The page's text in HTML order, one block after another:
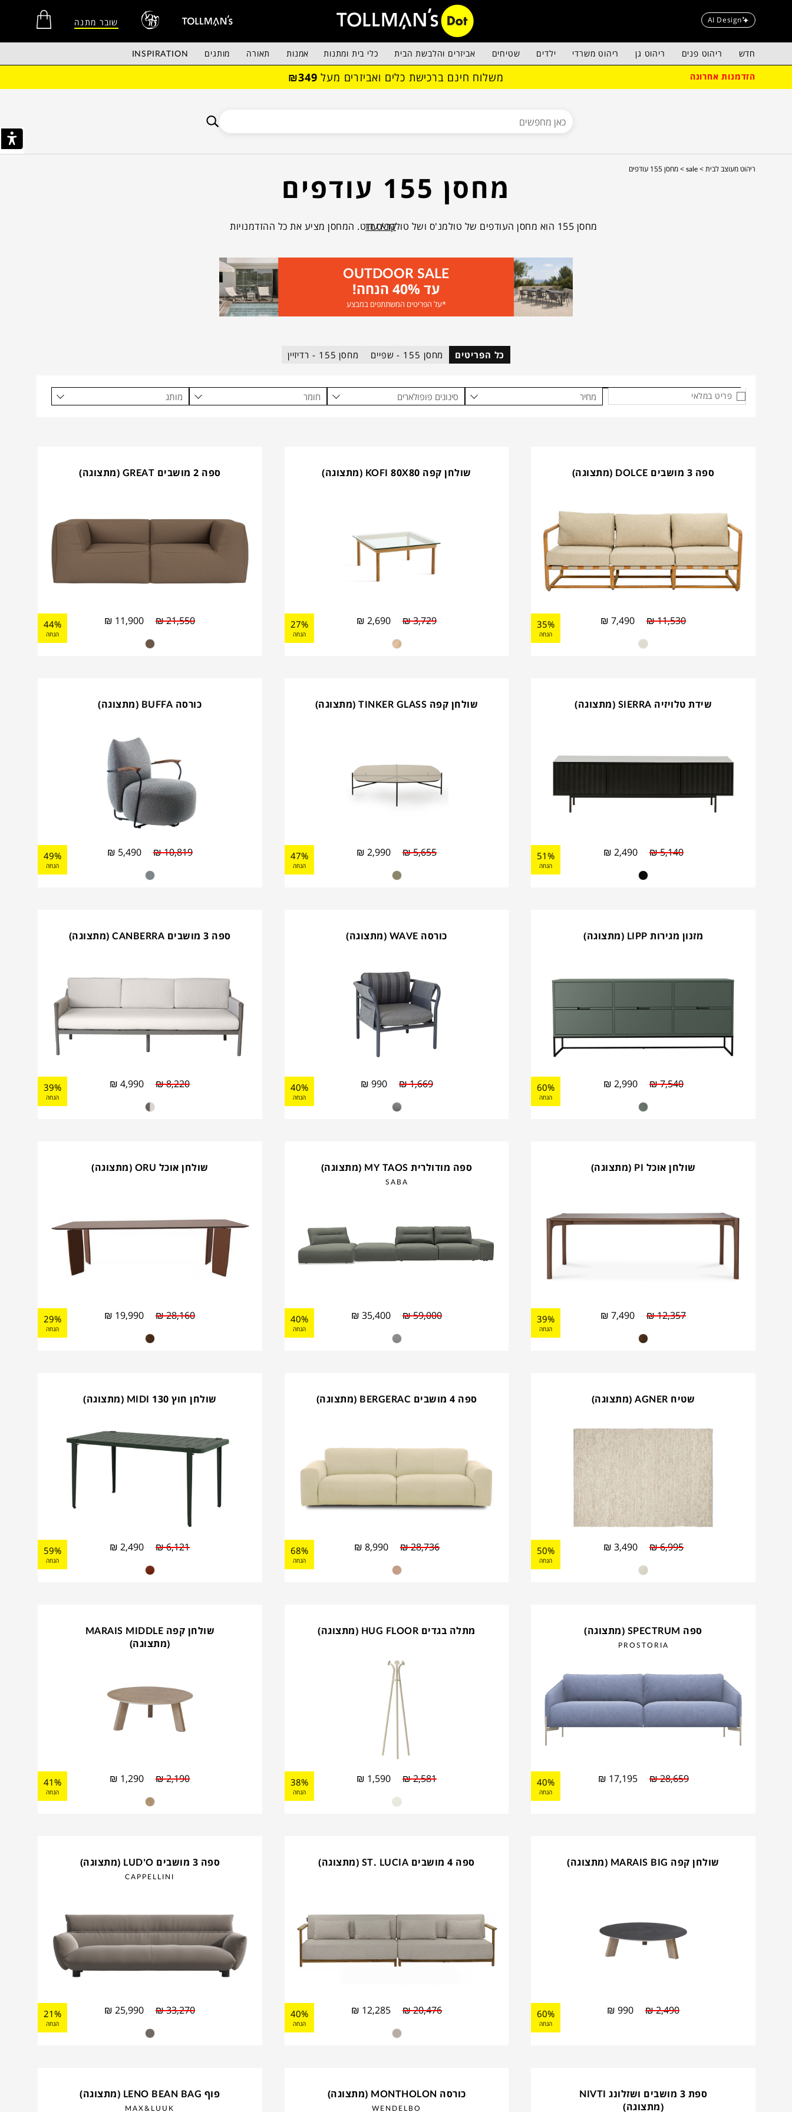
AI Design שובר מתנה
חדש ריהוט פנים ריהוט גן ריהוט משרדי ילדים שטיחים אביזרים והלבשת הבית כלי בית ומתנות אמנות תאורה מותגים INSPIRATION
הזדמנות אחרונה משלוח חינם ברכישת כלים ואביזרים מעל ₪349
ריהוט מעוצב לבית >sale > מחסן 155 עודפים
מחסן 155 עודפים
מחסן 155 הוא מחסן העודפים של טולמנ'ס ושל טולמנ'ס דוט. המחסן מציע את כל ההזדמנויות
המובילים בעולם. במחסן אפשר למצוא עודפי קולקציות קודמות, מציאות והפתעות.
קרא עוד
OUTDOOR SALE
עד 40% הנחה!
*על הפריטים המשתתפים במבצע
כל הפריטים מחסן 155 - שפיים מחסן 155 - רדיזיין
פריט במלאי מחיר סינונים פופולארים חומר מותג
ספה 3 מושבים DOLCE (מתצוגה)
₪11,530
₪ 7,490
35%
הנחה
שולחן קפה KOFI 80X80 (מתצוגה)
₪3,729
₪ 2,690
27%
הנחה
ספה 2 מושבים GREAT (מתצוגה)
₪21,550
₪ 11,900
44%
הנחה
שידת טלויזיה SIERRA (מתצוגה)
₪5,140
₪ 2,490
51%
הנחה
שולחן קפה TINKER GLASS (מתצוגה)
₪5,655
₪ 2,990
47%
הנחה
כורסה BUFFA (מתצוגה)
₪10,819
₪ 5,490
49%
הנחה
מזנון מגירות LIPP (מתצוגה)
₪7,540
₪ 2,990
60%
הנחה
כורסה WAVE (מתצוגה)
₪1,669
₪ 990
40%
הנחה
ספה 3 מושבים CANBERRA (מתצוגה)
₪8,220
₪ 4,990
39%
הנחה
שולחן אוכל PI (מתצוגה)
₪12,357
₪ 7,490
39%
הנחה
ספה מודולרית MY TAOS (מתצוגה)
SABA
₪59,000
₪ 35,400
40%
הנחה
שולחן אוכל ORU (מתצוגה)
₪28,160
₪ 19,990
29%
הנחה
שטיח AGNER (מתצוגה)
₪6,995
₪ 3,490
50%
הנחה
ספה 4 מושבים BERGERAC (מתצוגה)
₪28,736
₪ 8,990
68%
הנחה
שולחן חוץ MIDI 130 (מתצוגה)
₪6,121
₪ 2,490
59%
הנחה
ספה SPECTRUM (מתצוגה)
PROSTORIA
₪28,659
₪ 17,195
40%
הנחה
מתלה בגדים HUG FLOOR (מתצוגה)
₪2,581
₪ 1,590
38%
הנחה
שולחן קפה MARAIS MIDDLE
(מתצוגה)
₪2,190
₪ 1,290
41%
הנחה
שולחן קפה MARAIS BIG (מתצוגה)
₪2,490
₪ 990
60%
הנחה
ספה 4 מושבים ST. LUCIA (מתצוגה)
₪20,476
₪ 12,285
40%
הנחה
ספה 3 מושבים LUD'O (מתצוגה)
CAPPELLINI
₪33,270
₪ 25,990
21%
הנחה
ספת 3 מושבים ושזלונג NIVTI
(מתצוגה)
כורסה MONTHOLON (מתצוגה)
WENDELBO
פוף LENO BEAN BAG (מתצוגה)
MAX&LUUK